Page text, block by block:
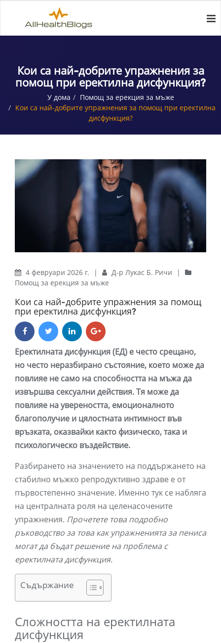
Кои са най-добрите упражнения за
помощ при еректилна дисфункция?
У дома
Помощ за ерекция за мъже
Кои са най-добрите упражнения за помощ при еректилна
дисфункция?
4 февруари 2026 г. | Д-р Лукас Б. Ричи
|
Помощ за ерекция за мъже
Кои са най-добрите упражнения за помощ
при еректилна дисфункция?
Еректилната дисфункция (ЕД) е често срещано,
но често неразбирано състояние, което може да
повлияе не само на способността на мъжа да
извършва сексуални действия. Тя може да
повлияе на увереността, емоционалното
благополучие и цялостната интимност във
връзката, оказвайки както физическо, така и
психологическо въздействие.
Разбирането на значението на поддържането на
стабилно мъжко репродуктивно здраве е от
първостепенно значение. Именно тук се набляга
на централната роля на целенасочените
упражнения. Прочетете това подробно
ръководство за това как упражненията за пениса
могат да бъдат решение на проблема с
еректилната дисфункция.
Съдържание
Сложността на еректилната
дисфункция